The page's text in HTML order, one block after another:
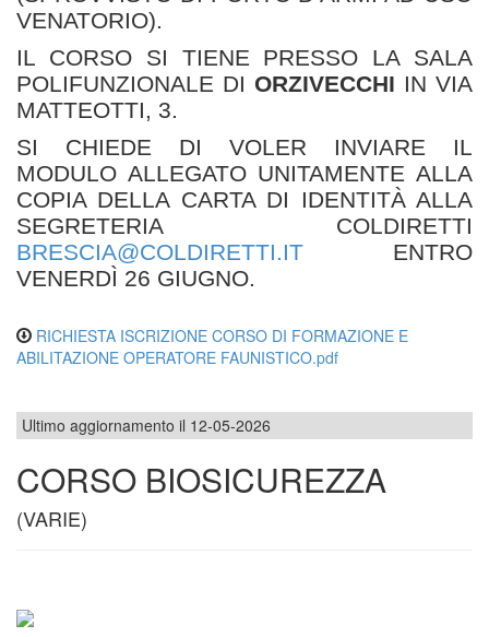
VENATORIO).
IL CORSO SI TIENE PRESSO LA SALA
POLIFUNZIONALE DI ORZIVECCHI IN VIA
MATTEOTTI, 3.
SI CHIEDE DI VOLER INVIARE IL
MODULO ALLEGATO UNITAMENTE ALLA
COPIA DELLA CARTA DI IDENTITÀ ALLA
SEGRETERIA COLDIRETTI
BRESCIA@COLDIRETTI.IT ENTRO
VENERDÌ 26 GIUGNO.
RICHIESTA ISCRIZIONE CORSO DI FORMAZIONE E
ABILITAZIONE OPERATORE FAUNISTICO.pdf
Ultimo aggiornamento il 12-05-2026
CORSO BIOSICUREZZA
(VARIE)